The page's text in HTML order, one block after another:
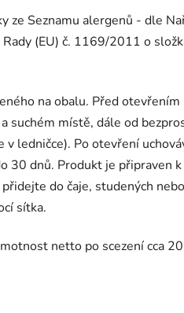
ze Seznamu alergenů - dle
(EU) č. 1169/2011 o
na obalu. Před otevřením
suchém místě, dále od
ledničce). Po otevření
30 dnů. Produkt je připraven
do čaje, studených
sítka.
netto po scezení cca